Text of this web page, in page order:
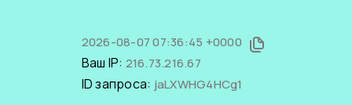
2026-08-07 07:36:45 +0000
Ваш IP: 216.73.216.67
ID запроса: jaLXWHG4HCg1